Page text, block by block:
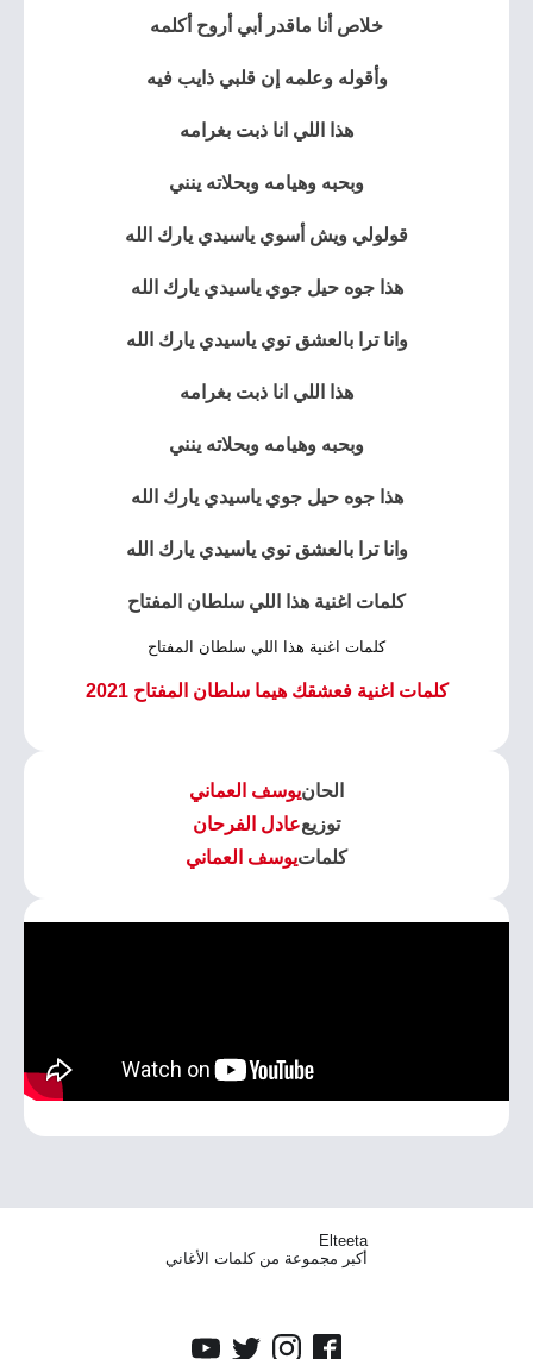
خلاص أنا ماقدر أبي أروح أكلمه
وأقوله وعلمه إن قلبي ذايب فيه
هذا اللي انا ذبت بغرامه
وبحبه وهيامه وبحلاته ينني
قولولي ويش أسوي ياسيدي يارك الله
هذا جوه حيل جوي ياسيدي يارك الله
وانا ترا بالعشق توي ياسيدي يارك الله
هذا اللي انا ذبت بغرامه
وبحبه وهيامه وبحلاته ينني
هذا جوه حيل جوي ياسيدي يارك الله
وانا ترا بالعشق توي ياسيدي يارك الله
كلمات اغنية هذا اللي سلطان المفتاح
كلمات اغنية هذا اللي سلطان المفتاح
كلمات اغنية فعشقك هيما سلطان المفتاح 2021
الحانيوسف العماني
توزيععادل الفرحان
كلماتيوسف العماني
Elteeta
أكبر مجموعة من كلمات الأغاني